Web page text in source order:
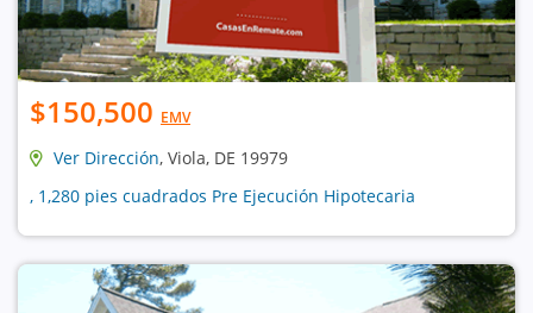
$150,500 EMV
Ver Dirección, Viola, DE 19979
, 1,280 pies cuadrados Pre Ejecución Hipotecaria